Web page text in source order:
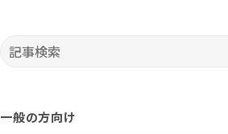
記事検索
一般の方向け